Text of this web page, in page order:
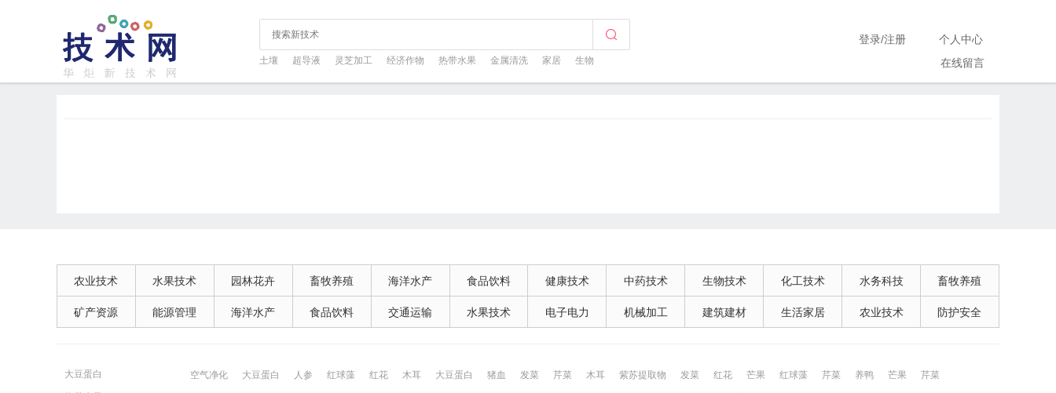
土壤 超导液 灵芝加工 经济作物 热带水果 金属清洗 家居 生物
登录/注册
个人中心
在线留言
农业技术 水果技术 园林花卉 畜牧养殖 海洋水产 食品饮料 健康技术 中药技术 生物技术 化工技术 水务科技 畜牧养殖
矿产资源 能源管理 海洋水产 食品饮料 交通运输 水果技术 电子电力 机械加工 建筑建材 生活家居 农业技术 防护安全
大豆蛋白 空气净化 大豆蛋白 人参 红球藻 红花 木耳 大豆蛋白 猪血 发菜 芹菜 木耳 紫苏提取物 发菜 红花 芒果 红球藻 芹菜 养鸭 芒果
芹菜